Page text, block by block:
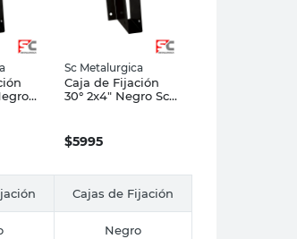
Sc Metalurgica
Caja de Fijación
30° 2x4" Negro Sc
$5995
Cajas de Fijación
Negro